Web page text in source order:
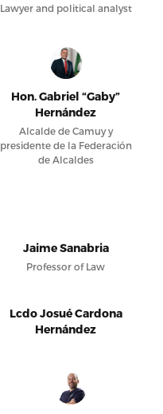
Lawyer and political analyst
Hon. Gabriel “Gaby”
Hernández
Alcalde de Camuy y
presidente de la Federación
de Alcaldes
Jaime Sanabria
Professor of Law
Lcdo Josué Cardona
Hernández